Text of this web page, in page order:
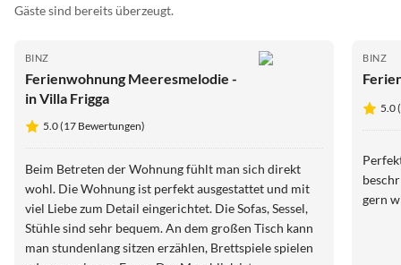
Gäste sind bereits überzeugt.
BINZ
Ferienwohnung Meeresmelodie -
in Villa Frigga
5.0 (17 Bewertungen)
Beim Betreten der Wohnung fühlt man sich direkt
wohl. Die Wohnung ist perfekt ausgestattet und mit
viel Liebe zum Detail eingerichtet. Die Sofas, Sessel,
Stühle sind sehr bequem. An dem großen Tisch kann
man stundenlang sitzen erzählen, Brettspiele spielen
BINZ
5.0
gern